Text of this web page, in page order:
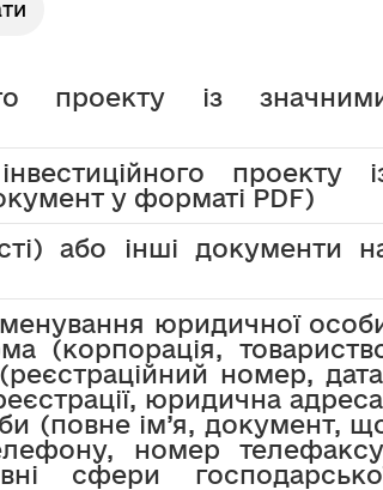
проекту із
проекту
у форматі PDF)
або інші документи
юридичної
(корпорація,
номер,
юридична
(повне ім’я, документ,
номер
сфери